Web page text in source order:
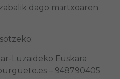
dago martxoaren
Luzaideko Euskara
– 948790405